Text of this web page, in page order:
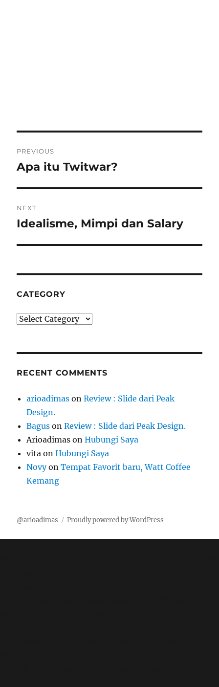
navigation
PREVIOUS
Previous
Apa itu Twitwar?
NEXT
Next
Idealisme, Mimpi dan Salary
CATEGORY
Category
RECENT COMMENTS
arioadimas onReview : Slide dari Peak
Design.
Bagus onReview : Slide dari Peak Design.
Arioadimas onHubungi Saya
vita onHubungi Saya
NovyonTempat Favorit baru, Watt Coffee
Kemang
@arioadimas Proudly powered by WordPress